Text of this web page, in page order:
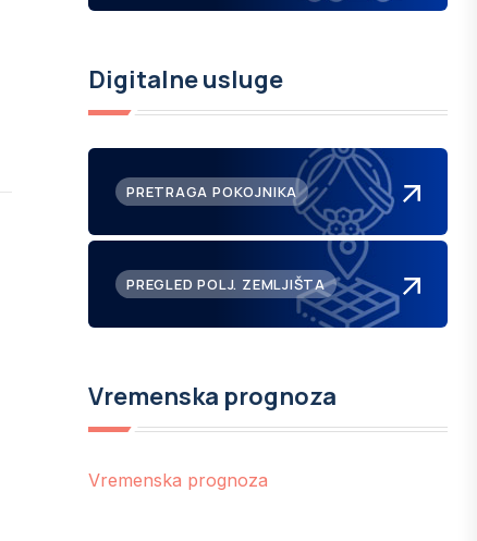
Digitalne usluge
PRETRAGA POKOJNIKA
PREGLED POLJ. ZEMLJIŠTA
Vremenska prognoza
Vremenska prognoza